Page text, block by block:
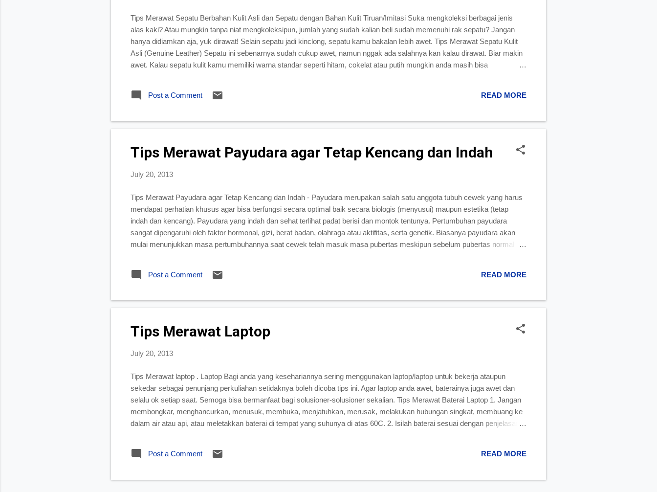
Tips Merawat Sepatu Berbahan Kulit Asli dan Sepatu dengan Bahan Kulit Tiruan/Imitasi Suka mengkoleksi berbagai jenis
alas kaki? Atau mungkin tanpa niat mengkoleksipun, jumlah yang sudah kalian beli sudah memenuhi rak sepatu? Jangan
hanya didiamkan aja, yuk dirawat! Selain sepatu jadi kinclong, sepatu kamu bakalan lebih awet. Tips Merawat Sepatu Kulit
Asli (Genuine Leather) Sepatu ini sebenarnya sudah cukup awet, namun nggak ada salahnya kan kalau dirawat. Biar makin
awet. Kalau sepatu kulit kamu memiliki warna standar seperti hitam, cokelat atau putih mungkin anda masih bisa
yang didahului lap kering yang lembut. Biar debu yang menempel segera terhapus. Tips Merawat Sepatu dengan Bahan Kulit
Post a Comment READ MORE
Tips Merawat Payudara agar Tetap Kencang dan Indah
July 20, 2013
Tips Merawat Payudara agar Tetap Kencang dan Indah - Payudara merupakan salah satu anggota tubuh cewek yang harus
mendapat perhatian khusus agar bisa berfungsi secara optimal baik secara biologis (menyusui) maupun estetika (tetap
indah dan kencang). Payudara yang indah dan sehat terlihat padat berisi dan montok tentunya. Pertumbuhan payudara
sangat dipengaruhi oleh faktor hormonal, gizi, berat badan, olahraga atau aktifitas, serta genetik. Biasanya payudara akan
mulai menunjukkan masa pertumbuhannya saat cewek telah masuk masa pubertas meskipun sebelum pubertas normal
Hydro Teknik cara memijat hydro adalah salah satu cara yang sangat efektif sekali untuk menghindari kerutan yang terjadi di
Post a Comment READ MORE
Tips Merawat Laptop
July 20, 2013
Tips Merawat laptop . Laptop Bagi anda yang kesehariannya sering menggunakan laptop/laptop untuk bekerja ataupun
sekedar sebagai penunjang perkuliahan setidaknya boleh dicoba tips ini. Agar laptop anda awet, baterainya juga awet dan
selalu ok setiap saat. Semoga bisa bermanfaat bagi solusioner-solusioner sekalian. Tips Merawat Baterai Laptop 1. Jangan
membongkar, menghancurkan, menusuk, membuka, menjatuhkan, merusak, melakukan hubungan singkat, membuang ke
dalam air atau api, atau meletakkan baterai di tempat yang suhunya di atas 60C. 2. Isilah baterai sesuai dengan penjelasan
Jangan membiarkan baterai di laptop Anda lebih dari 1 bulan tanpa menghubungkan dengan adaptor AC. 6. Jangan
Post a Comment READ MORE